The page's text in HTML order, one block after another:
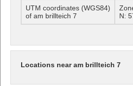
UTM coordinates (WGS84)
of am brillteich 7
N:
Locations near am brillteich 7